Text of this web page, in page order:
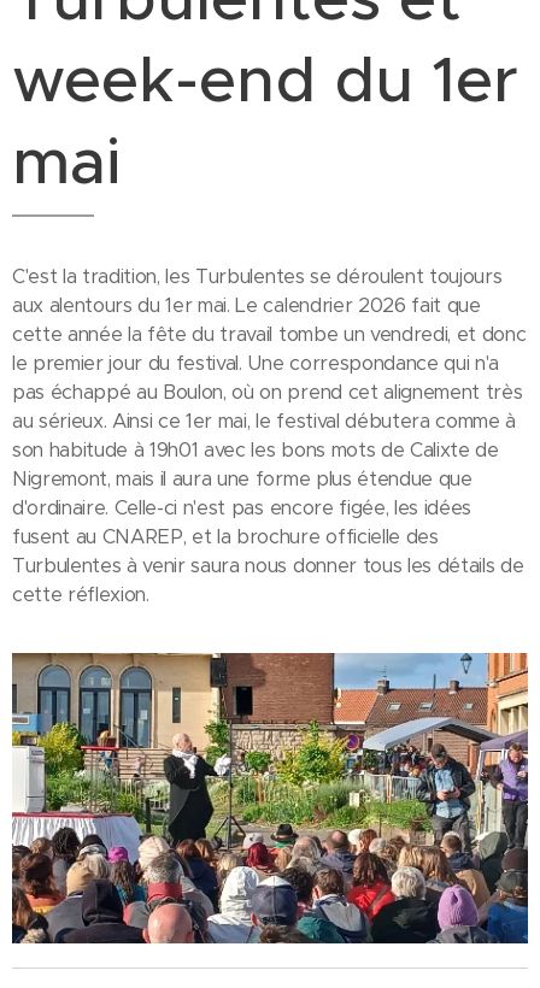
week-end du 1er
mai
C'est la tradition, les Turbulentes se déroulent toujours
aux alentours du 1er mai. Le calendrier 2026 fait que
cette année la fête du travail tombe un vendredi, et donc
le premier jour du festival. Une correspondance qui n'a
pas échappé au Boulon, où on prend cet alignement très
au sérieux. Ainsi ce 1er mai, le festival débutera comme à
son habitude à 19h01 avec les bons mots de Calixte de
Nigremont, mais il aura une forme plus étendue que
d'ordinaire. Celle-ci n'est pas encore figée, les idées
fusent au CNAREP, et la brochure officielle des
Turbulentes à venir saura nous donner tous les détails de
cette réflexion.